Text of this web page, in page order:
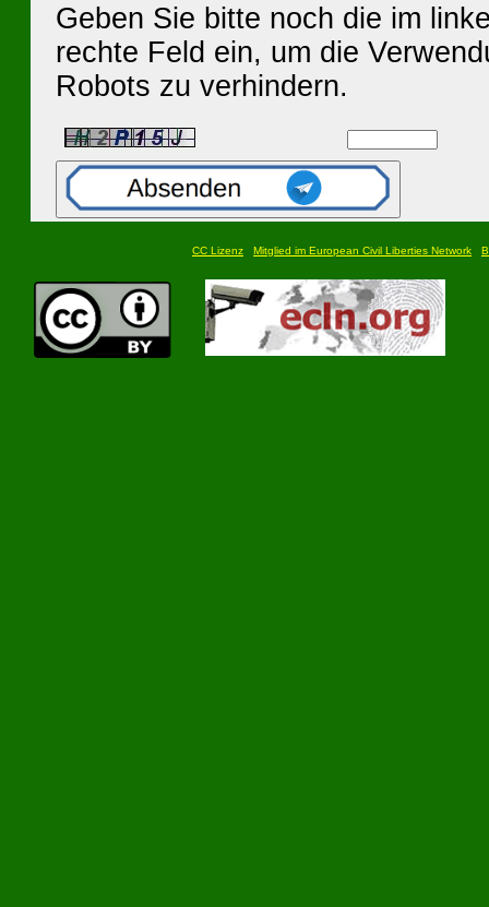
Geben Sie bitte noch die im
rechte Feld ein, um die
Robots zu verhindern.
CC Lizenz Mitglied im European Civil Liberties Network